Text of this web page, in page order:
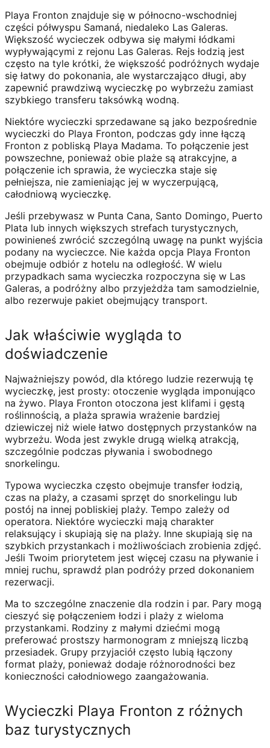
Playa Fronton znajduje się w północno-wschodniej
części półwyspu Samaná, niedaleko Las Galeras.
Większość wycieczek odbywa się małymi łódkami
wypływającymi z rejonu Las Galeras. Rejs łodzią jest
często na tyle krótki, że większość podróżnych wydaje
się łatwy do pokonania, ale wystarczająco długi, aby
zapewnić prawdziwą wycieczkę po wybrzeżu zamiast
szybkiego transferu taksówką wodną.
Niektóre wycieczki sprzedawane są jako bezpośrednie
wycieczki do Playa Fronton, podczas gdy inne łączą
Fronton z pobliską Playa Madama. To połączenie jest
powszechne, ponieważ obie plaże są atrakcyjne, a
połączenie ich sprawia, że ​​wycieczka staje się
pełniejsza, nie zamieniając jej w wyczerpującą,
całodniową wycieczkę.
Jeśli przebywasz w Punta Cana, Santo Domingo, Puerto
Plata lub innych większych strefach turystycznych,
powinieneś zwrócić szczególną uwagę na punkt wyjścia
podany na wycieczce. Nie każda opcja Playa Fronton
obejmuje odbiór z hotelu na odległość. W wielu
przypadkach sama wycieczka rozpoczyna się w Las
Galeras, a podróżny albo przyjeżdża tam samodzielnie,
albo rezerwuje pakiet obejmujący transport.
Jak właściwie wygląda to
doświadczenie
Najważniejszy powód, dla którego ludzie rezerwują tę
wycieczkę, jest prosty: otoczenie wygląda imponująco
na żywo. Playa Fronton otoczona jest klifami i gęstą
roślinnością, a plaża sprawia wrażenie bardziej
dziewiczej niż wiele łatwo dostępnych przystanków na
wybrzeżu. Woda jest zwykle drugą wielką atrakcją,
szczególnie podczas pływania i swobodnego
snorkelingu.
Typowa wycieczka często obejmuje transfer łodzią,
czas na plaży, a czasami sprzęt do snorkelingu lub
postój na innej pobliskiej plaży. Tempo zależy od
operatora. Niektóre wycieczki mają charakter
relaksujący i skupiają się na plaży. Inne skupiają się na
szybkich przystankach i możliwościach zrobienia zdjęć.
Jeśli Twoim priorytetem jest więcej czasu na pływanie i
mniej ruchu, sprawdź plan podróży przed dokonaniem
rezerwacji.
Ma to szczególne znaczenie dla rodzin i par. Pary mogą
cieszyć się połączeniem łodzi i plaży z wieloma
przystankami. Rodziny z małymi dziećmi mogą
preferować prostszy harmonogram z mniejszą liczbą
przesiadek. Grupy przyjaciół często lubią łączony
format plaży, ponieważ dodaje różnorodności bez
konieczności całodniowego zaangażowania.
Wycieczki Playa Fronton z różnych
baz turystycznych